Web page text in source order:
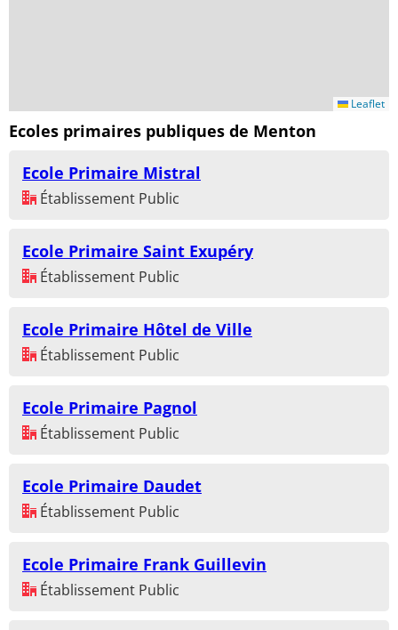
Leaflet
Ecoles primaires publiques de Menton
Ecole Primaire Mistral
Établissement Public
Ecole Primaire Saint Exupéry
Établissement Public
Ecole Primaire Hôtel de Ville
Établissement Public
Ecole Primaire Pagnol
Établissement Public
Ecole Primaire Daudet
Établissement Public
Ecole Primaire Frank Guillevin
Établissement Public